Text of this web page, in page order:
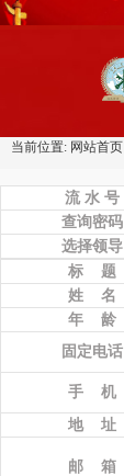
当前位置: 网站首页
流 水 号
查询密码
选择领导
标 题
姓 名
年 龄
固定电话
手 机
地 址
邮 箱